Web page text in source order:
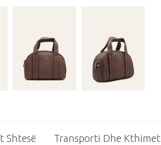
Shtesë Transporti Dhe Kthimet